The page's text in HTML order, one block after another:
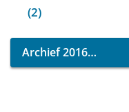
(2)
Archief 2016